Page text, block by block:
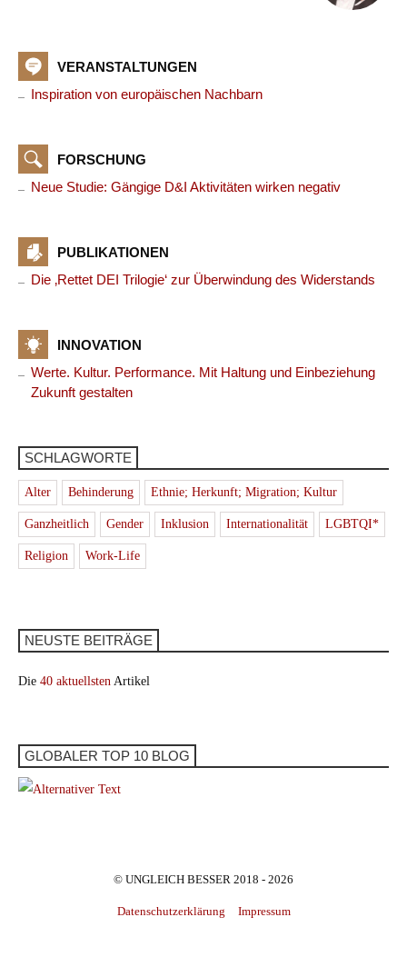
VERANSTALTUNGEN
Inspiration von europäischen Nachbarn
FORSCHUNG
Neue Studie: Gängige D&I Aktivitäten wirken negativ
PUBLIKATIONEN
Die ‚Rettet DEI Trilogie‘ zur Überwindung des Widerstands
INNOVATION
Werte. Kultur. Performance. Mit Haltung und Einbeziehung
Zukunft gestalten
SCHLAGWORTE
Alter Behinderung Ethnie; Herkunft; Migration; Kultur
Ganzheitlich Gender Inklusion Internationalität LGBTQI*
Religion Work-Life
NEUSTE BEITRÄGE
Die 40 aktuellsten Artikel
GLOBALER TOP 10 BLOG
© UNGLEICH BESSER 2018 - 2026
Datenschutzerklärung Impressum